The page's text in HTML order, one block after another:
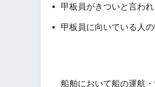
甲板員がきついと言わ
甲板員に向いている人
船舶において船の運航